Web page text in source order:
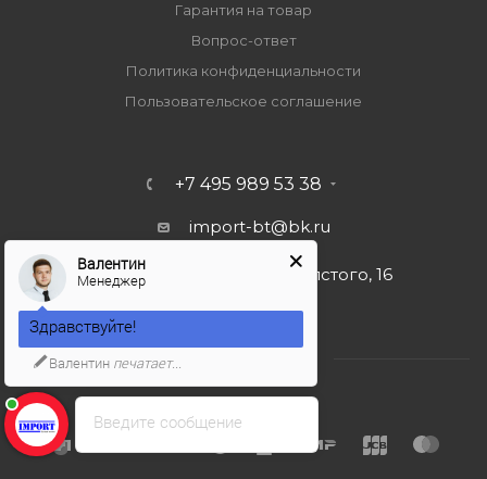
Гарантия на товар
Вопрос-ответ
Политика конфиденциальности
Пользовательское соглашение
+7 495 989 53 38
import-bt@bk.ru
г. Москва, ул. Льва Толстого, 16
Введите сообщение
Валентин
Менеджер
Здравствуйте!
Валентин печатает...